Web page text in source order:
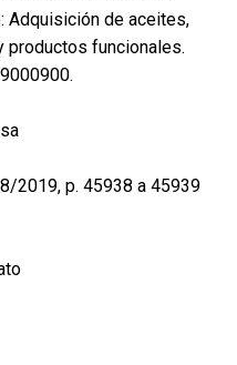
Adquisición de aceites,
productos funcionales.
2019, p. 45938 a 45939